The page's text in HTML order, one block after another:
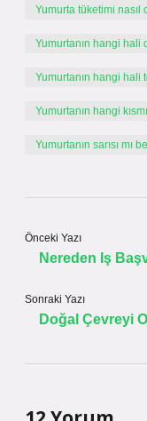
Yumurta tüketimi nasıl
Yumurtanın hangi hali
Yumurtanın hangi hali
Yumurtanın hangi
Yumurtanın sarısı mı
Önceki Yazı
Nereden Iş
Sonraki Yazı
Doğal Çevreyi